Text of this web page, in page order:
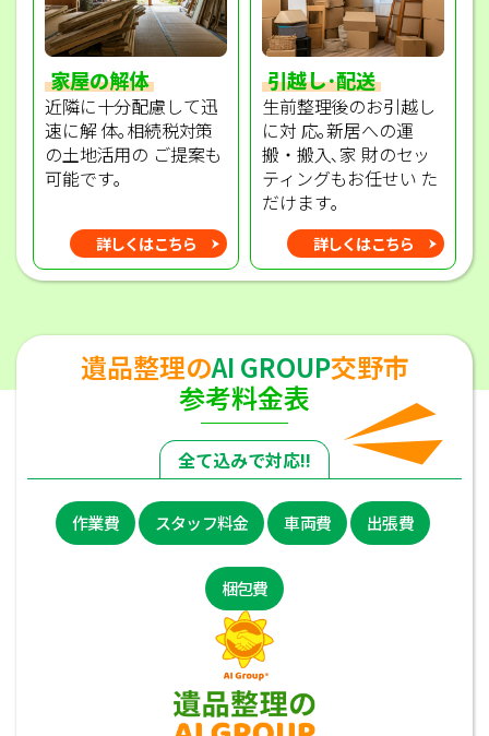
家屋の解体
近隣に十分配慮して迅
速に解 体｡相続税対策
の土地活用の ご提案も
可能です｡
詳しくはこちら
引越し･配送
生前整理後のお引越し
に対 応｡新居への運
搬・搬入､家 財のセッ
ティングもお任せい た
だけます｡
詳しくはこちら
遺品整理のAI GROUP交野市
参考料金表
全て込みで対応!!
作業費 スタッフ料金 車両費 出張費
梱包費